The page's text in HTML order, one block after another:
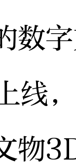
数
线
物